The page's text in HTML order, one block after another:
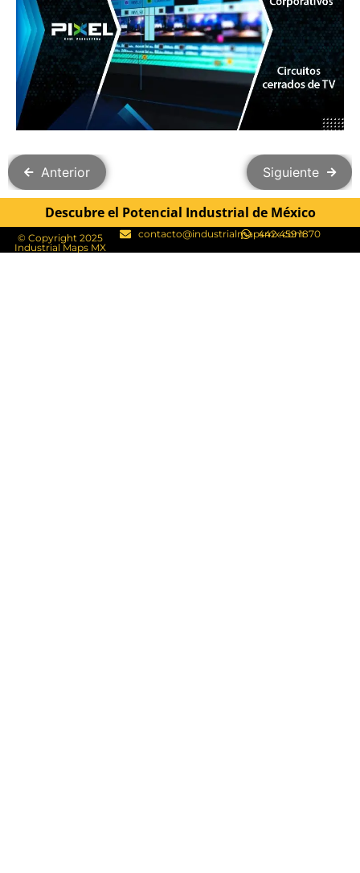
Anterior Siguiente
Descubre el Potencial Industrial de México
© Copyright 2025
Industrial Maps MX​
contacto@industrialmapsmx.com
442 459 1870